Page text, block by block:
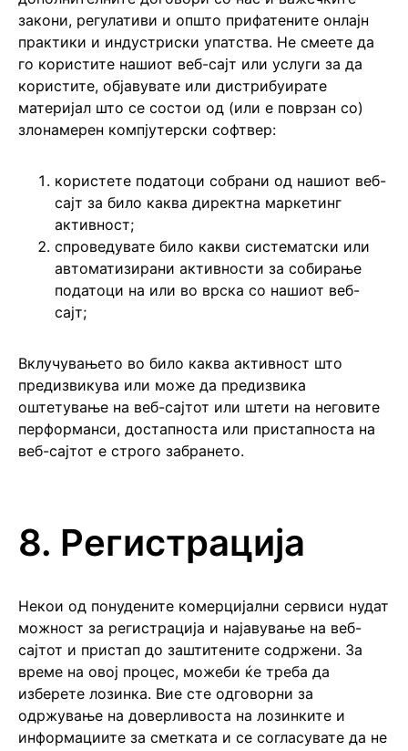
закони, регулативи и општо прифатените онлајн
практики и индустриски упатства. Не смеете да
го користите нашиот веб-сајт или услуги за да
користите, објавувате или дистрибуирате
материјал што се состои од (или е поврзан со)
злонамерен компјутерски софтвер:
користете податоци собрани од нашиот веб-
сајт за било каква директна маркетинг
активност;
спроведувате било какви систематски или
автоматизирани активности за собирање
податоци на или во врска со нашиот веб-
сајт;
Вклучувањето во било каква активност што
предизвикува или може да предизвика
оштетување на веб-сајтот или штети на неговите
перформанси, достапноста или пристапноста на
веб-сајтот е строго забрането.
8. Регистрација
Некои од понудените комерцијални сервиси нудат
можност за регистрација и најавување на веб-
сајтот и пристап до заштитените содржени. За
време на овој процес, можеби ќе треба да
изберете лозинка. Вие сте одговорни за
одржување на доверливоста на лозинките и
информациите за сметката и се согласувате да не